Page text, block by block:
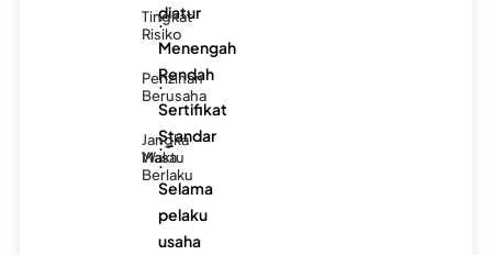
diatur
Tingkat
Risiko
:
Menengah
Rendah
Perizinan
Berusaha
:
Sertifikat
Standar
Jangka
Waktu
: -
Masa
Berlaku
:
Selama
pelaku
usaha